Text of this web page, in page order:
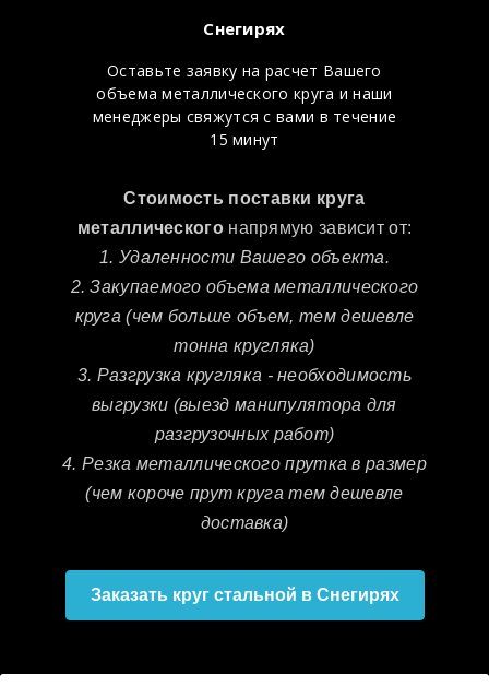
Снегирях
Оставьте заявку на расчет Вашего
объема металлического круга и наши
менеджеры свяжутся с вами в течение
15 минут
Стоимость поставки круга
металлического напрямую зависит от:
1. Удаленности Вашего объекта.
2. Закупаемого объема металлического
круга (чем больше объем, тем дешевле
тонна кругляка)
3. Разгрузка кругляка - необходимость
выгрузки (выезд манипулятора для
разгрузочных работ)
4. Резка металлического прутка в размер
(чем короче прут круга тем дешевле
доставка)
Заказать круг стальной в Снегирях